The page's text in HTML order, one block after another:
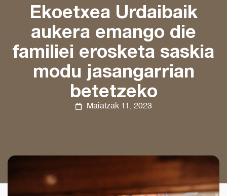
Ekoetxea Urdaibaik
aukera emango die
familiei erosketa saskia
modu jasangarrian
betetzeko
Maiatzak 11, 2023